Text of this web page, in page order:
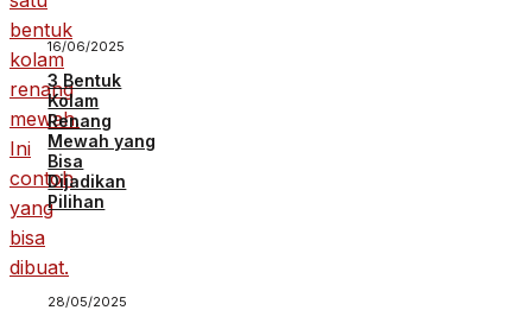
16/06/2025
3 Bentuk
Kolam
Renang
Mewah yang
Bisa
Dijadikan
Pilihan
28/05/2025